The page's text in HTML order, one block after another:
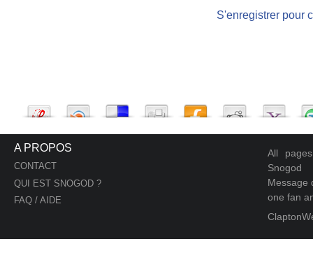
S'enregistrer pour
A PROPOS
CONTACT
QUI EST SNOGOD ?
FAQ / AIDE
All
Snogod
Message
one fan